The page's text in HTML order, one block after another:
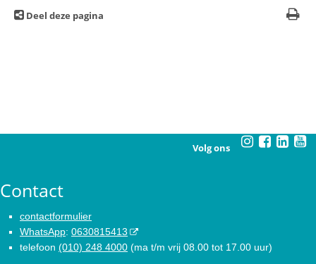
Deel deze pagina
Volg ons
Contact
contactformulier
WhatsApp: 0630815413
telefoon (010) 248 4000 (ma t/m vrij 08.00 tot 17.00 uur)